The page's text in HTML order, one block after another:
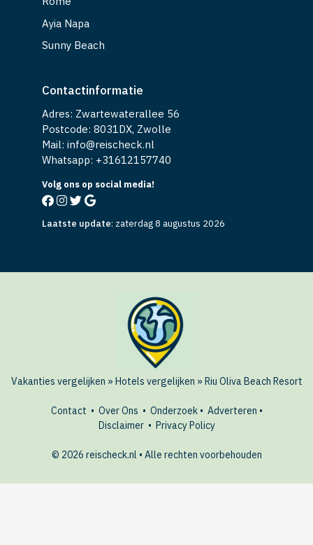
Ayia Napa
Sunny Beach
Contactinformatie
Adres: Zwartewaterallee 56
Postcode: 8031DX, Zwolle
Mail: info@reischeck.nl
Whatsapp: +31612157740
Volg ons op social media!
Laatste update: zaterdag 8 augustus 2026
Vakanties vergelijken » Hotels vergelijken » Riu Oliva Beach Resort
Contact • Over Ons • Onderzoek• Adverteren •
Disclaimer• Privacy Policy
© 2026 reischeck.nl • Alle rechten voorbehouden